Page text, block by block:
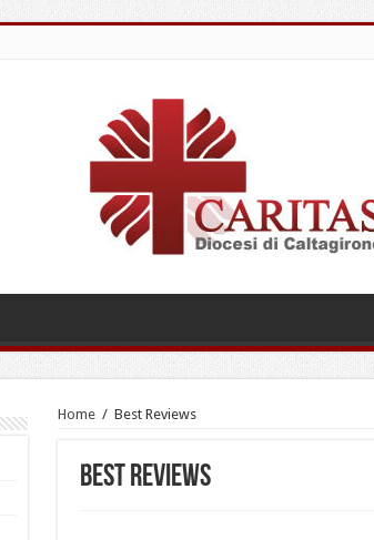
Home / Best Reviews
Best Reviews